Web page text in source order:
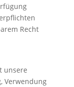
Recht
unsere
Verwendung